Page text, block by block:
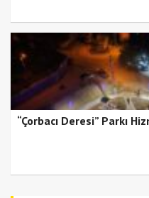
“Çorbacı Deresi” Parkı